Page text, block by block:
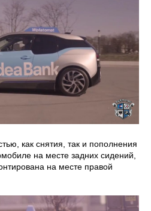
как снятия, так и пополнения
на месте задних сидений,
на месте правой